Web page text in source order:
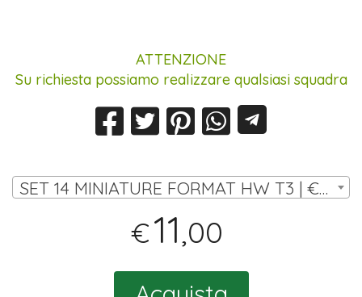
ATTENZIONE
Su richiesta possiamo realizzare qualsiasi squadra
SET 14 MINIATURE FORMAT HW T3 | € 11,00
€11,00